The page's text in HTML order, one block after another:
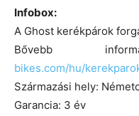
Infobox:
A Ghost kerékpárok
Bővebb
bikes.com/hu/
Származási hely:
Garancia: 3 év